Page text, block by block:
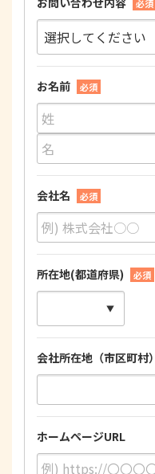
必須
お名前 必須
会社名 必須
所在地(都道府県) 必須
会社所在地（市区町村）
ホームページURL